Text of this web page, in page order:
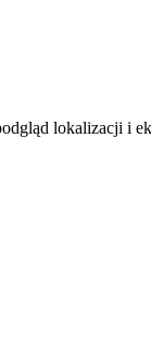
lokalizacji i